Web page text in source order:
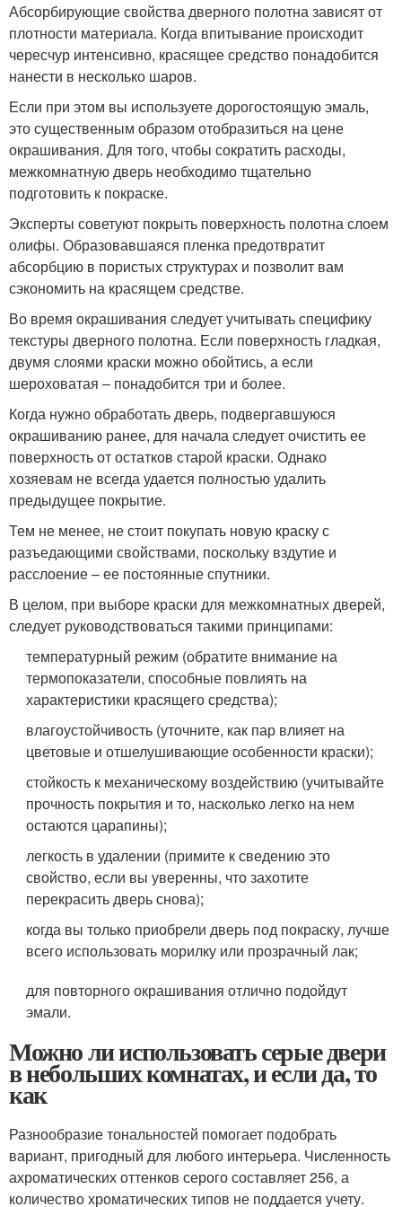
Абсорбирующие свойства дверного полотна зависят от
плотности материала. Когда впитывание происходит
чересчур интенсивно, красящее средство понадобится
нанести в несколько шаров.
Если при этом вы используете дорогостоящую эмаль,
это существенным образом отобразиться на цене
окрашивания. Для того, чтобы сократить расходы,
межкомнатную дверь необходимо тщательно
подготовить к покраске.
Эксперты советуют покрыть поверхность полотна слоем
олифы. Образовавшаяся пленка предотвратит
абсорбцию в пористых структурах и позволит вам
сэкономить на красящем средстве.
Во время окрашивания следует учитывать специфику
текстуры дверного полотна. Если поверхность гладкая,
двумя слоями краски можно обойтись, а если
шероховатая – понадобится три и более.
Когда нужно обработать дверь, подвергавшуюся
окрашиванию ранее, для начала следует очистить ее
поверхность от остатков старой краски. Однако
хозяевам не всегда удается полностью удалить
предыдущее покрытие.
Тем не менее, не стоит покупать новую краску с
разъедающими свойствами, поскольку вздутие и
расслоение – ее постоянные спутники.
В целом, при выборе краски для межкомнатных дверей,
следует руководствоваться такими принципами:
температурный режим (обратите внимание на
термопоказатели, способные повлиять на
характеристики красящего средства);
влагоустойчивость (уточните, как пар влияет на
цветовые и отшелушивающие особенности краски);
стойкость к механическому воздействию (учитывайте
прочность покрытия и то, насколько легко на нем
остаются царапины);
легкость в удалении (примите к сведению это
свойство, если вы уверенны, что захотите
перекрасить дверь снова);
когда вы только приобрели дверь под покраску, лучше
всего использовать морилку или прозрачный лак;
для повторного окрашивания отлично подойдут
эмали.
Можно ли использовать серые двери
в небольших комнатах, и если да, то
как
Разнообразие тональностей помогает подобрать
вариант, пригодный для любого интерьера. Численность
ахроматических оттенков серого составляет 256, а
количество хроматических типов не поддается учету.